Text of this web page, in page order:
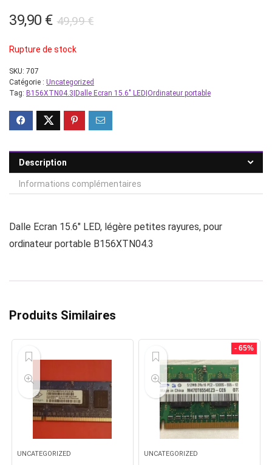
49,99€Le
49,99 €.
39,90 €
Le
39,90 €.
Rupture de stock
SKU: 707
Catégorie : Uncategorized
Tag: B156XTN04.3|Dalle Ecran 15.6" LED|Ordinateur portable
Description
Informations complémentaires
Dalle Ecran 15.6″ LED, légère petites rayures, pour
ordinateur portable B156XTN04.3
Produits Similaires
UNCATEGORIZED
- 65%
UNCATEGORIZED